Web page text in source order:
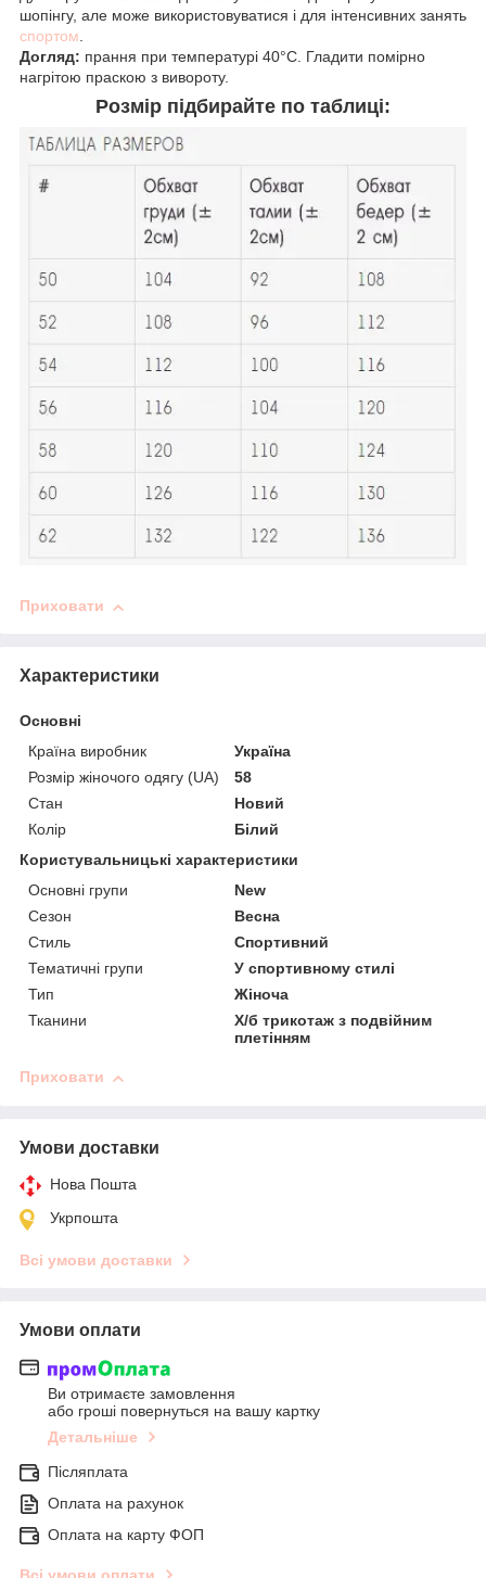
шопінгу, але може використовуватися і для інтенсивних занять
спортом
Догляд: прання при температурі 40°C. Гладити помірно
нагрітою праскою з вивороту.
Розмір підбирайте по таблиці:
Приховати
Характеристики
Основні
Країна виробник
Україна
Розмір жіночого одягу (UA)
58
Стан
Новий
Колір
Білий
Користувальницькі характеристики
Основні групи
New
Сезон
Весна
Стиль
Спортивний
Тематичні групи
У спортивному стилі
Тип
Жіноча
Тканини
Х/б трикотаж з подвійним
плетінням
Приховати
Умови доставки
Нова Пошта
Укрпошта
Всі умови доставки
Умови оплати
Ви отримаєте замовлення
або гроші повернуться на вашу картку
Детальніше
Післяплата
Оплата на рахунок
Оплата на карту ФОП
Всі умови оплати